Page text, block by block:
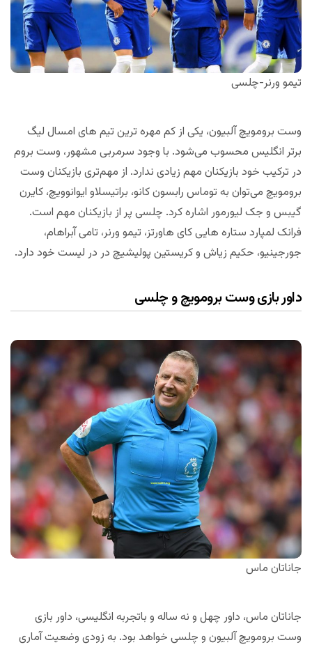
تیمو ورنر-چلسی
وست برومویچ آلبیون، یکی از کم مهره ترین تیم های امسال لیگ
برتر انگلیس محسوب می‌شود. با وجود سرمربی مشهور، وست بروم
در ترکیب خود بازیکنان مهم زیادی ندارد. از مهم‌تری بازیکنان وست
برومویچ می‌توان به توماس رابسون کانو، براتیسلاو ایوانوویچ، کایرن
گیبس و جک لیورمور اشاره کرد. چلسی پر از بازیکنان مهم است.
فرانک لمپارد ستاره هایی کای هاورتز، تیمو ورنر، تامی آبراهام،
جورجینیو، حکیم زیاش و کریستین پولیشیچ در در لیست خود دارد.
داور بازی وست برومویچ و چلسی
جاناتان ماس
جاناتان ماس، داور چهل و نه ساله و باتجربه انگلیسی، داور بازی
وست برومویچ آلبیون و چلسی خواهد بود. به زودی وضعیت آماری